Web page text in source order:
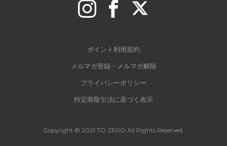
ポイント利用規約
メルマガ登録・メルマガ解除
プライバシーポリシー
特定商取引法に基づく表示
Copyright © 2021 TO ZERO All Rights Reserved.